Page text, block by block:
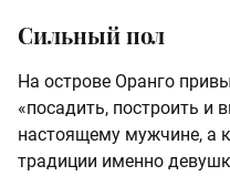
Сильный пол
На острове Оранго
«посадить, построить и
настоящему мужчине, а
традиции именно